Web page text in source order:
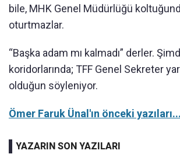
bile, MHK Genel Müdürlüğü
oturtmazlar.
“Başka adam mı kalmadı” derler.
koridorlarında; TFF Genel Sekreter
olduğun söyleniyor.
Ömer Faruk Ünal'ın önceki yazıları...
YAZARIN SON YAZILARI